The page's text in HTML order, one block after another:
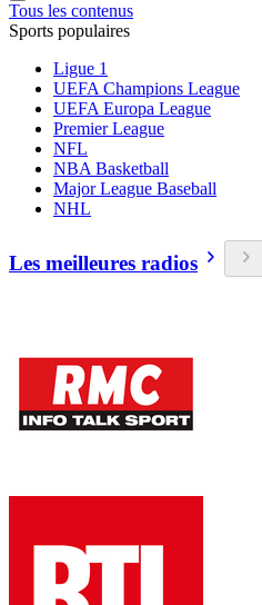
Tous les contenus
Sports populaires
Ligue 1
UEFA Champions League
UEFA Europa League
Premier League
NFL
NBA Basketball
Major League Baseball
NHL
Les meilleures radios